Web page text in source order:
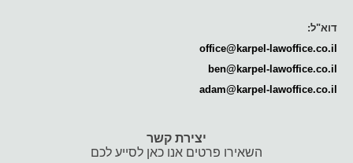
דוא"ל:
office@karpel-lawoffice.co.il
ben@karpel-lawoffice.co.il
adam@karpel-lawoffice.co.il
יצירת קשר
השאירו פרטים אנו כאן לסייע לכם